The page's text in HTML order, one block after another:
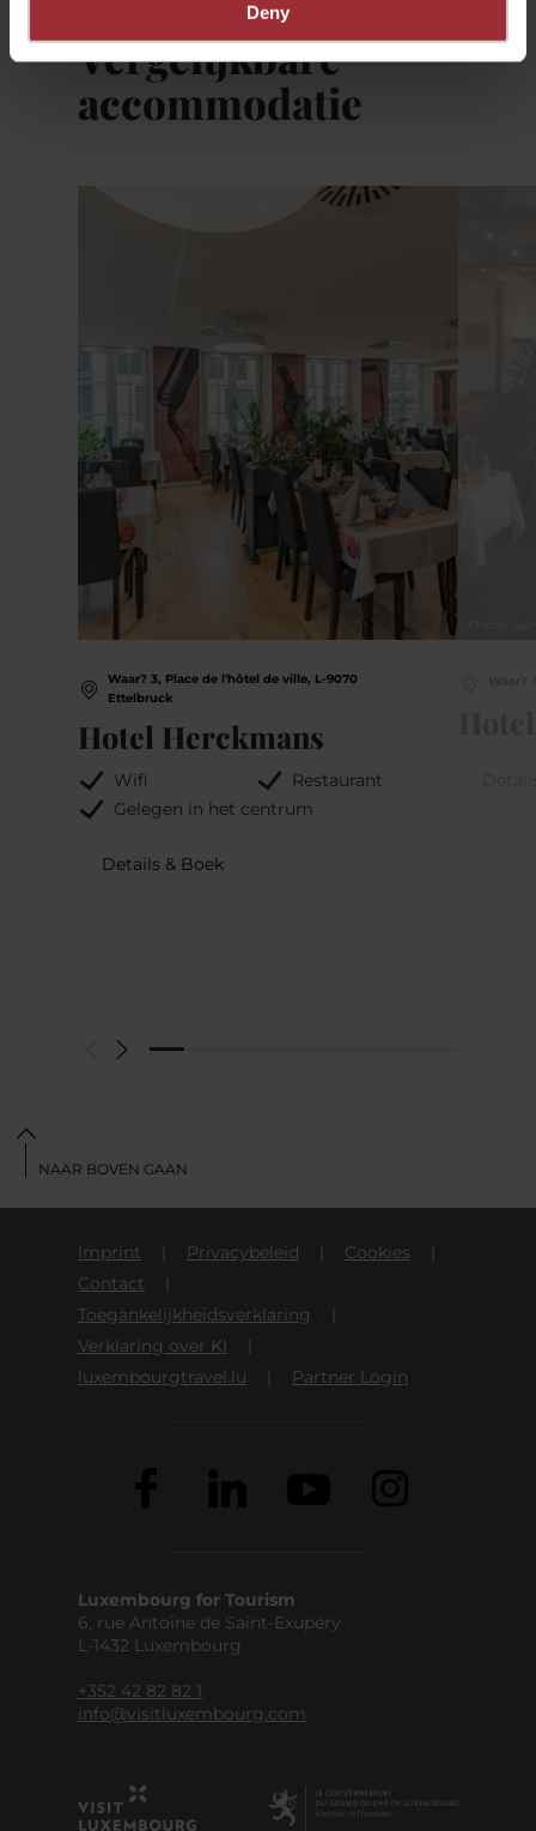
Deny
Vergelijkbare
accommodatie
Waar? 3, Place de l'hôtel de ville, L-9070
Ettelbruck
Hotel Herckmans
Wifi
Restaurant
Gelegen in het centrum
Details & Boek
Imprint Privacybeleid
Cookies
Contact
Toegankelijkheidsverklaring
Verklaring over KI
luxembourgtravel.lu
Partner Login
Luxembourg for Tourism
6, rue Antoine de Saint-Exupéry
L-1432 Luxembourg
+352 42 82 82 1
info@visitluxembourg.com
NAAR BOVEN GAAN